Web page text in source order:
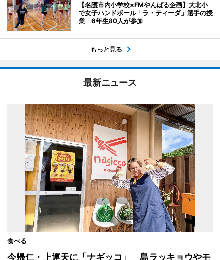
【名護市内小学校×FMやんばる企画】大北小
で女子ハンドボール「ラ・ティーダ」選手の授
業 6年生80人が参加
もっと見る
最新ニュース
食べる
今帰仁・上運天に「ナギッコ」 島ラッキョウやモ